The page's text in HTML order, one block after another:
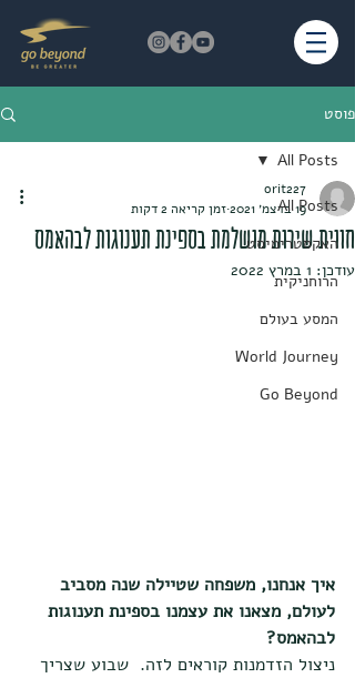
פוסט
All Posts
האקסטרימיסט
הרוחניקית
המסע בעולם
World Journey
Go Beyond
All Posts
חווית שירות מושלמת בספינת תענוגות לבהאמס
orit227
19 בדצמ׳ 2021
זמן קריאה 2 דקות
עודכן: 1 במרץ 2022
איך אנחנו, משפחה שטיילה שנה מסביב
לעולם, מצאנו את עצמנו בספינת תענוגות
לבהאמס?
ניצול הזדמנות קוראים לזה.  שבוע שצריך